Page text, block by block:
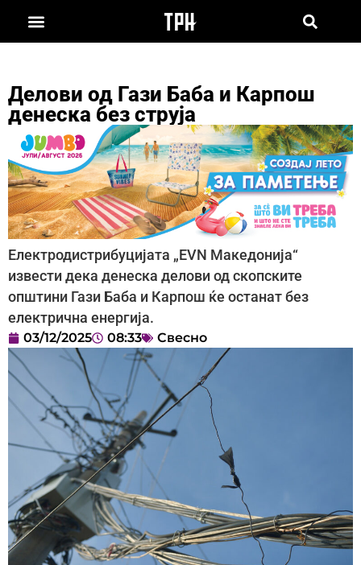
Делови од Гази Баба и Карпош
денеска без струја
Електродистрибуцијата „EVN Македонија“
извести дека денеска делови од скопските
општини Гази Баба и Карпош ќе останат без
електрична енергија.
03/12/2025 08:33 Свесно